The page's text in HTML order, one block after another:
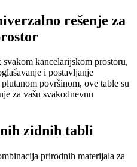
rešenje za
svakom kancelarijskom prostoru,
i postavljanje
površinom, ove table su
za vašu svakodnevnu
zidnih tabli
prirodnih materijala za